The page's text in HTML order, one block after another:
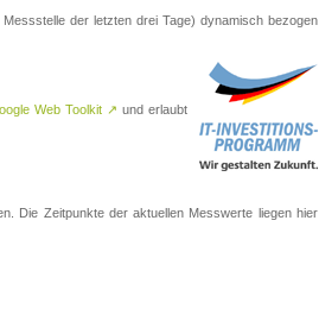
der letzten drei Tage) dynamisch bezogen
Web Toolkit ↗ und erlaubt
Die Zeitpunkte der aktuellen Messwerte liegen hier